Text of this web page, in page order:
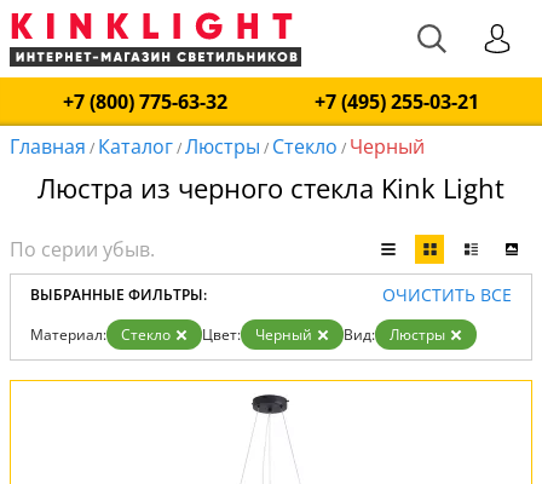
+7 (800) 775-63-32
+7 (495) 255-03-21
Главная / Каталог/Люстры / Стекло / Черный
Люстра из черного стекла Kink Light
ВЫБРАННЫЕ ФИЛЬТРЫ: ОЧИСТИТЬ ВСЕ
Материал: Стекло Цвет: Черный Вид: Люстры